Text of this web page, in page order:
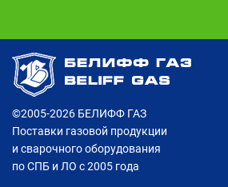
©2005-2026 БЕЛИФФ ГАЗ
Поставки газовой продукции
и сварочного оборудования
по СПБ и ЛО с 2005 года